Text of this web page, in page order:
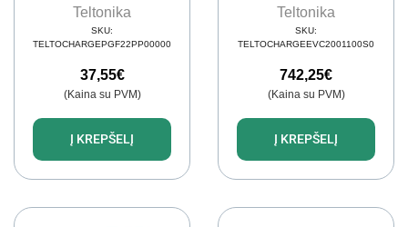
EVC2 PGF22PP00000
Teltonika
SKU:
TELTOCHARGEPGF22PP00000
37,55€
(Kaina su PVM)
Į KREPŠELĮ
EVC2001100S00 (lizdas,
11 kW, 16 A, 3 fazės,
GSM)
Teltonika
SKU:
TELTOCHARGEEVC2001100S0
742,25€
(Kaina su PVM)
Į KREPŠELĮ